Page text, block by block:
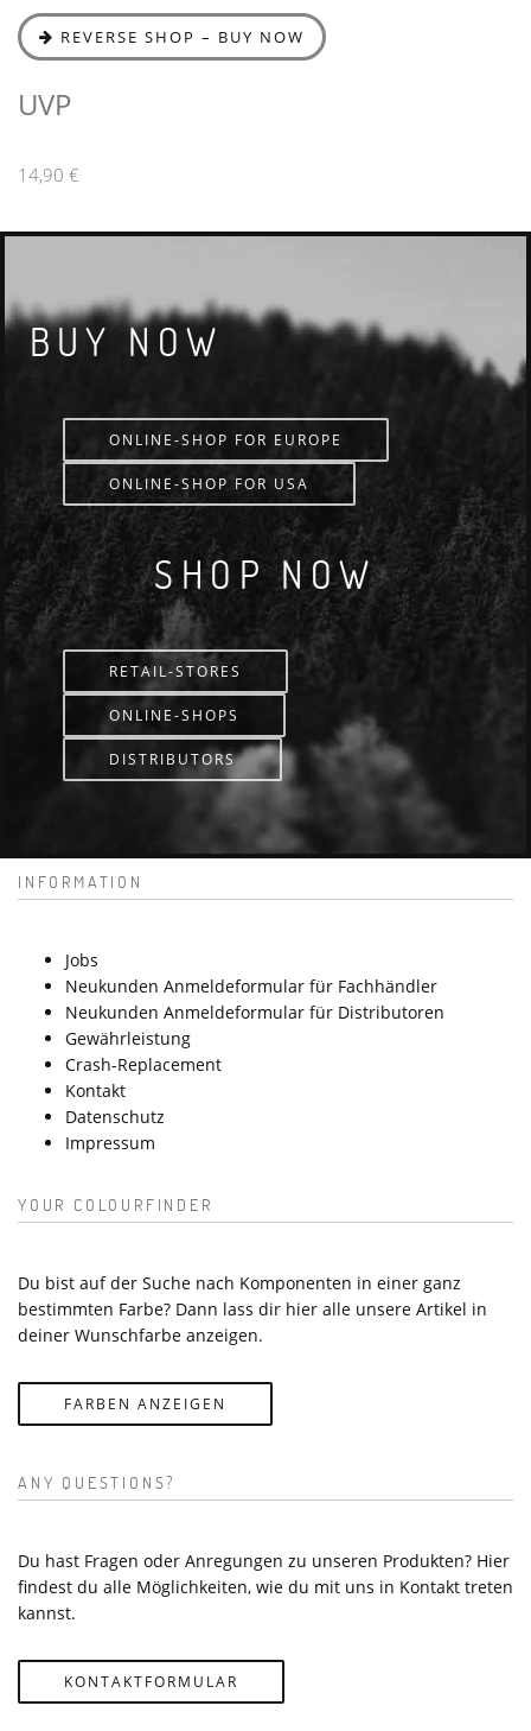
REVERSE SHOP – BUY NOW
UVP
14,90 €
BUY NOW
ONLINE-SHOP FOR EUROPE
ONLINE-SHOP FOR USA
SHOP NOW
RETAIL-STORES
ONLINE-SHOPS
DISTRIBUTORS
INFORMATION
Jobs
Neukunden Anmeldeformular für Fachhändler
Neukunden Anmeldeformular für Distributoren
Gewährleistung
Crash-Replacement
Kontakt
Datenschutz
Impressum
YOUR COLOURFINDER
Du bist auf der Suche nach Komponenten in einer ganz
bestimmten Farbe? Dann lass dir hier alle unsere Artikel in
deiner Wunschfarbe anzeigen.
FARBEN ANZEIGEN
ANY QUESTIONS?
Du hast Fragen oder Anregungen zu unseren Produkten? Hier
findest du alle Möglichkeiten, wie du mit uns in Kontakt treten
kannst.
KONTAKTFORMULAR